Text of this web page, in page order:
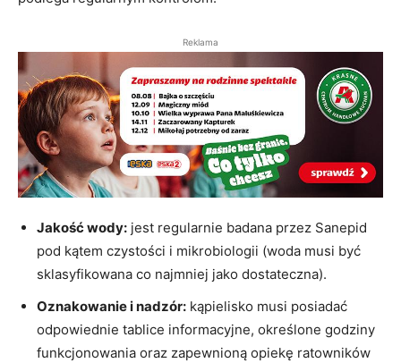
Reklama
Jakość wody: jest regularnie badana przez Sanepid
pod kątem czystości i mikrobiologii (woda musi być
sklasyfikowana co najmniej jako dostateczna).
Oznakowanie i nadzór: kąpielisko musi posiadać
odpowiednie tablice informacyjne, określone godziny
funkcjonowania oraz zapewnioną opiekę ratowników